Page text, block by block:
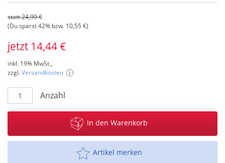
statt 24,99 €
(Du sparst 42% bzw. 10,55 €)
jetzt 14,44 €
inkl. 19% MwSt.,
zzgl.Versandkosten
Anzahl
In den Warenkorb
Artikel merken